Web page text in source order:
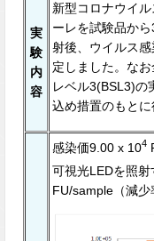
実
験
内
容
新型コロナウイ
ーレを試験品か
射後、ウイルス
定しました。な
レベル3(BSL3)の
込め措置のもとに
感染価9.00 x 104
可視光LEDを照
FU/sample（減少